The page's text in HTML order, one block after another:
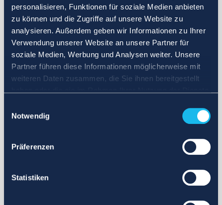
personalisieren, Funktionen für soziale Medien anbieten
zu können und die Zugriffe auf unsere Website zu
analysieren. Außerdem geben wir Informationen zu Ihrer
Verwendung unserer Website an unsere Partner für
soziale Medien, Werbung und Analysen weiter. Unsere
Partner führen diese Informationen möglicherweise mit
weiteren Daten zusammen, die Sie ihnen bereitgestellt
Notwendig
Präferenzen
Statistiken